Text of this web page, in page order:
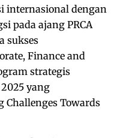
internasional dengan
pada ajang PRCA
sukses
Finance and
strategis
yang
Challenges Towards